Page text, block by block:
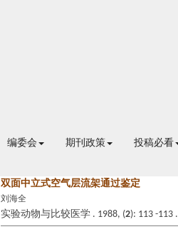
编委会 期刊政策 投稿必看
双面中立式空气层流架通过鉴定
刘海全
实验动物与比较医学 . 1988, (2): 113 -113 .